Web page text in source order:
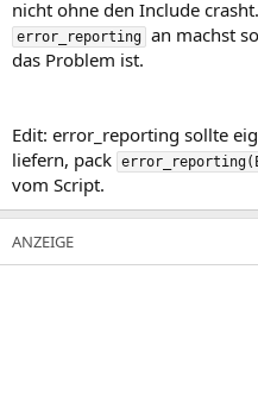
nicht ohne den Include
error_reporting an machst
das Problem ist.
Edit: error_reporting sollte
liefern, pack
vom Script.